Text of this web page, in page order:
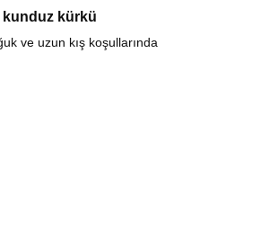
kunduz kürkü
ve uzun kış koşullarında